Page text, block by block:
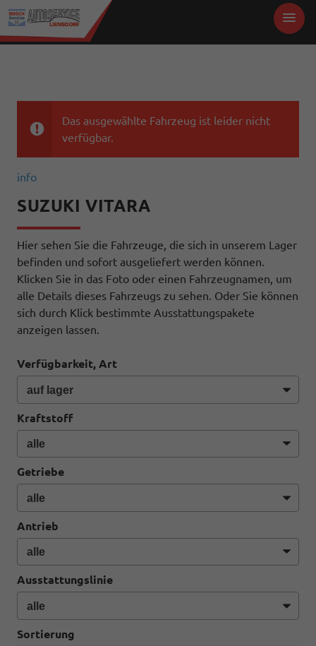
Das ausgewählte Fahrzeug ist leider nicht
verfügbar.
info
SUZUKI VITARA
Hier sehen Sie die Fahrzeuge, die sich in unserem Lager
befinden und sofort ausgeliefert werden können.
Klicken Sie in das Foto oder einen Fahrzeugnamen, um
alle Details dieses Fahrzeugs zu sehen. Oder Sie können
sich durch Klick bestimmte Ausstattungspakete
anzeigen lassen.
Verfügbarkeit, Art
Kraftstoff
Getriebe
Antrieb
Ausstattungslinie
Sortierung